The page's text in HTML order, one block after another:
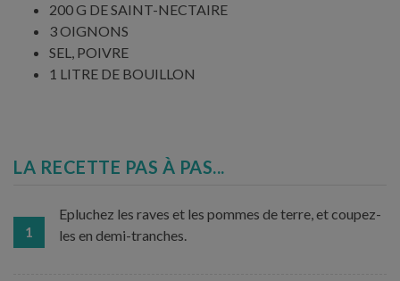
200 G DE SAINT-NECTAIRE
3 OIGNONS
SEL, POIVRE
1 LITRE DE BOUILLON
LA RECETTE PAS À PAS...
1
Epluchez les raves et les pommes de terre, et coupez-
les en demi-tranches.